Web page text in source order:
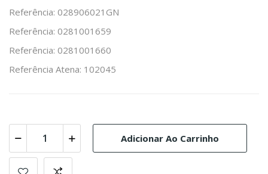
Referência: 028906021GN
Referência: 0281001659
Referência: 0281001660
Referência Atena: 102045
Adicionar Ao Carrinho